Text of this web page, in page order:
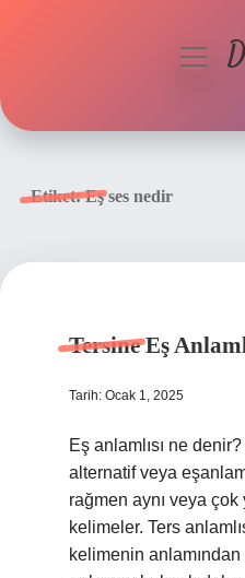
menüyü
Etiket:Eş ses nedir
Tersine Eş
Tarih: Ocak 1, 2025
Eş anlamlısı ne
alternatif veya
rağmen aynı veya çok
kelimeler. Ters
kelimenin anlamından